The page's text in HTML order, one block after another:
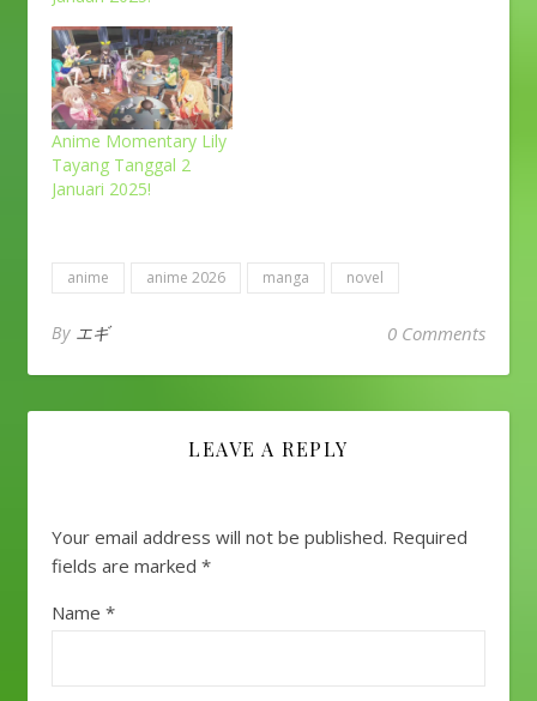
Anime Momentary Lily
Tayang Tanggal 2
Januari 2025!
anime anime 2026 manga novel
By エギ 0 Comments
LEAVE A REPLY
Your email address will not be published. Required
fields are marked *
Name *